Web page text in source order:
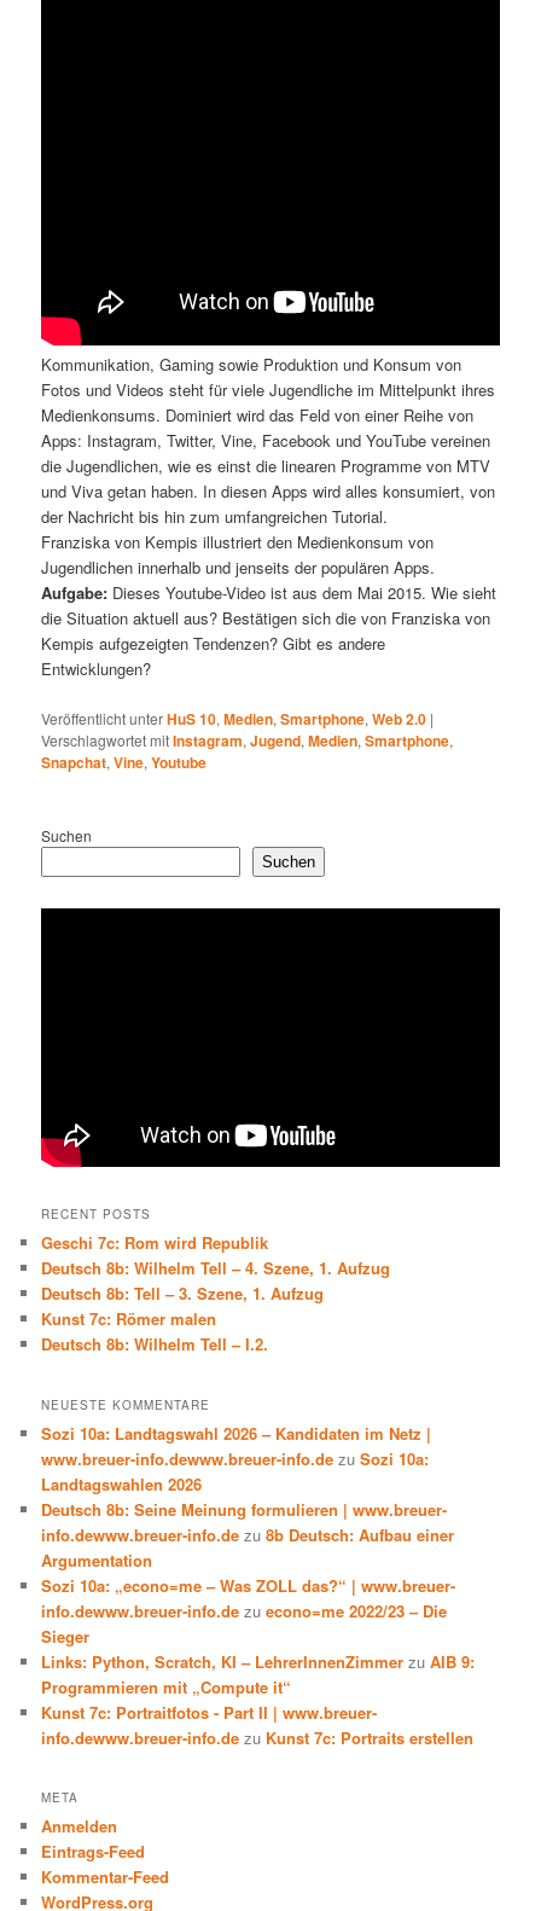
Kommunikation, Gaming sowie Produktion und Konsum von
Fotos und Videos steht für viele Jugendliche im Mittelpunkt ihres
Medienkonsums. Dominiert wird das Feld von einer Reihe von
Apps: Instagram, Twitter, Vine, Facebook und YouTube vereinen
die Jugendlichen, wie es einst die linearen Programme von MTV
und Viva getan haben. In diesen Apps wird alles konsumiert, von
der Nachricht bis hin zum umfangreichen Tutorial.
Franziska von Kempis illustriert den Medienkonsum von
Jugendlichen innerhalb und jenseits der populären Apps.
Aufgabe: Dieses Youtube-Video ist aus dem Mai 2015. Wie sieht
die Situation aktuell aus? Bestätigen sich die von Franziska von
Kempis aufgezeigten Tendenzen? Gibt es andere
Entwicklungen?
Veröffentlicht unterHuS 10,Medien,Smartphone,Web 2.0 |
Verschlagwortet mitInstagram,Jugend,Medien,Smartphone,
Snapchat,Vine,Youtube
Suchen
Suchen
RECENT POSTS
Geschi 7c: Rom wird Republik
Deutsch 8b: Wilhelm Tell – 4. Szene, 1. Aufzug
Deutsch 8b: Tell – 3. Szene, 1. Aufzug
Kunst 7c: Römer malen
Deutsch 8b: Wilhelm Tell – I.2.
NEUESTE KOMMENTARE
Sozi 10a: Landtagswahl 2026 – Kandidaten im Netz |
www.breuer-info.dewww.breuer-info.de zuSozi 10a:
Landtagswahlen 2026
Deutsch 8b: Seine Meinung formulieren | www.breuer-
info.dewww.breuer-info.de zu8b Deutsch: Aufbau einer
Argumentation
Sozi 10a: „econo=me – Was ZOLL das?“ | www.breuer-
info.dewww.breuer-info.de zuecono=me 2022/23 – Die
Sieger
Links: Python, Scratch, KI – LehrerInnenZimmer zuAIB 9:
Programmieren mit „Compute it“
Kunst 7c: Portraitfotos - Part II | www.breuer-
info.dewww.breuer-info.de zu Kunst 7c: Portraits erstellen
META
Anmelden
Eintrags-Feed
Kommentar-Feed
WordPress.org